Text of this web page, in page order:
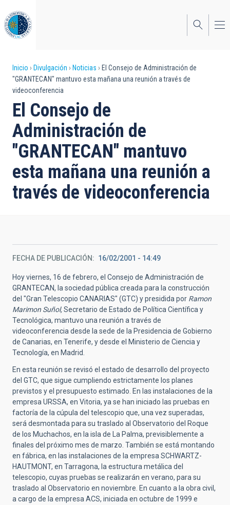
al
contenido
principal
Sobrescribir
enlaces
de
ayuda
a
la
navegación
Inicio Divulgación Noticias
El Consejo de Administración de
"GRANTECAN" mantuvo esta mañana una reunión a través de
videoconferencia
El Consejo de
Administración de
"GRANTECAN" mantuvo
esta mañana una reunión a
través de videoconferencia
FECHA DE PUBLICACIÓN 16/02/2001 - 14:49
Hoy viernes, 16 de febrero, el Consejo de Administración de
GRANTECAN, la sociedad pública creada para la construcción
del "Gran Telescopio CANARIAS" (GTC) y presidida por Ramon
Marimon Suñol,Secretario de Estado de Política Científica y
Tecnológica, mantuvo una reunión a través de
videoconferencia desde la sede de la Presidencia de Gobierno
de Canarias, en Tenerife, y desde el Ministerio de Ciencia y
Tecnología, en Madrid.
En esta reunión se revisó el estado de desarrollo del proyecto
del GTC, que sigue cumpliendo estrictamente los planes
previstos y el presupuesto estimado. En las instalaciones de la
empresa URSSA, en Vitoria, ya se han iniciado las pruebas en
factoría de la cúpula del telescopio que, una vez superadas,
será desmontada para su traslado al Observatorio del Roque
de los Muchachos, en la isla de La Palma, previsiblemente a
finales del próximo mes de marzo. También se está montando
en fábrica, en las instalaciones de la empresa SCHWARTZ-
HAUTMONT, en Tarragona, la estructura metálica del
telescopio, cuyas pruebas se realizarán en verano, para su
traslado al Observatorio en noviembre. En cuanto a la obra civil,
a cargo de la empresa ACS, iniciada en octubre de 1999 e